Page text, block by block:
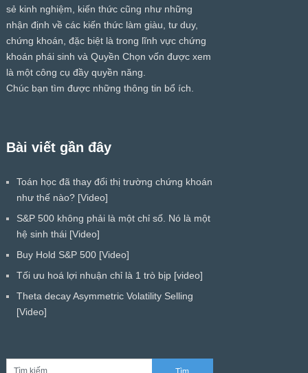
sẻ kinh nghiệm, kiến thức cũng như những
nhận định về các kiến thức làm giàu, tư duy,
chứng khoán, đặc biệt là trong lĩnh vực chứng
khoán phái sinh và Quyền Chọn vốn được xem
là một công cụ đầy quyền năng.
Chúc bạn tìm được những thông tin bổ ích.
Bài viết gần đây
Toán học đã thay đổi thị trường chứng khoán
như thế nào? [Video]
S&P 500 không phải là một chỉ số. Nó là một
hệ sinh thái [Video]
Buy Hold S&P 500 [Video]
Tối ưu hoá lợi nhuận chỉ là 1 trò bịp [video]
Theta decay Asymmetric Volatility Selling
[Video]